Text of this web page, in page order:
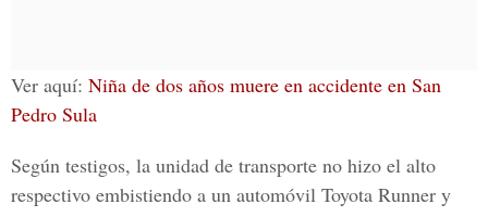
Ver aquí: Niña de dos años muere en accidente en San
Pedro Sula
Según testigos, la unidad de transporte no hizo el alto
respectivo embistiendo a un automóvil Toyota Runner y